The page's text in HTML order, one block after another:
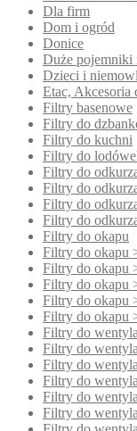
Dla firm
Dom i ogród
Donice
Duże pojemniki
Dzieci i
Etac, Akcesoria
Filtry basenowe
Filtry do
Filtry do kuchni
Filtry do
Filtry do
Filtry do
Filtry do
Filtry do
Filtry do okapu
Filtry do okapu
Filtry do okapu
Filtry do okapu
Filtry do okapu
Filtry do okapu
Filtry do
Filtry do
Filtry do
Filtry do
Filtry do
Filtry do